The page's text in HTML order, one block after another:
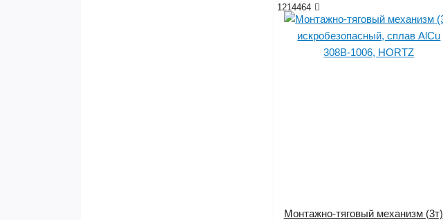
1214464
Монтажно-тяговый механизм (3т)